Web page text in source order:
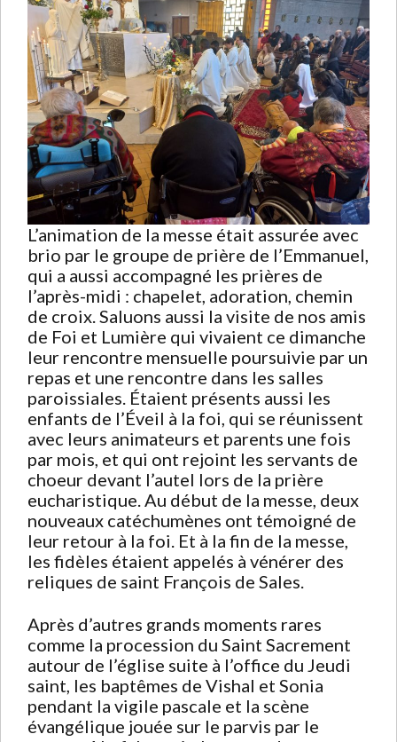
L’animation de la messe était assurée avec
brio par le groupe de prière de l’Emmanuel,
qui a aussi accompagné les prières de
l’après-midi : chapelet, adoration, chemin
de croix. Saluons aussi la visite de nos amis
de Foi et Lumière qui vivaient ce dimanche
leur rencontre mensuelle poursuivie par un
repas et une rencontre dans les salles
paroissiales. Étaient présents aussi les
enfants de l’Éveil à la foi, qui se réunissent
avec leurs animateurs et parents une fois
par mois, et qui ont rejoint les servants de
choeur devant l’autel lors de la prière
eucharistique. Au début de la messe, deux
nouveaux catéchumènes ont témoigné de
leur retour à la foi. Et à la fin de la messe,
les fidèles étaient appelés à vénérer des
reliques de saint François de Sales.
Après d’autres grands moments rares
comme la procession du Saint Sacrement
autour de l’église suite à l’office du Jeudi
saint, les baptêmes de Vishal et Sonia
pendant la vigile pascale et la scène
évangélique jouée sur le parvis par le